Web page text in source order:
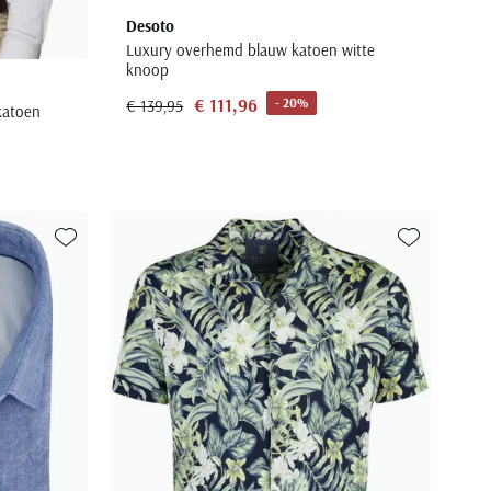
Desoto
Luxury overhemd blauw katoen witte
knoop
€ 139,95 € 111,96 - 20%
Toevoegen aan favorieten